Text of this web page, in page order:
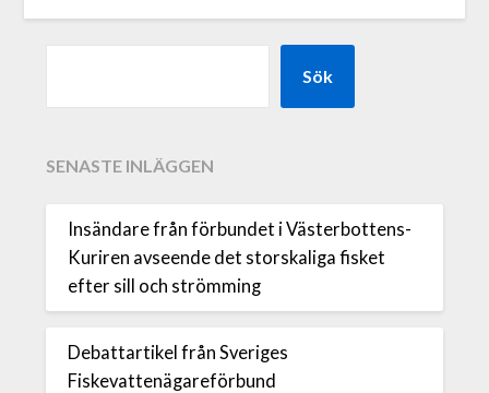
Sök
SENASTE INLÄGGEN
Insändare från förbundet i Västerbottens-
Kuriren avseende det storskaliga fisket
efter sill och strömming
Debattartikel från Sveriges
Fiskevattenägareförbund